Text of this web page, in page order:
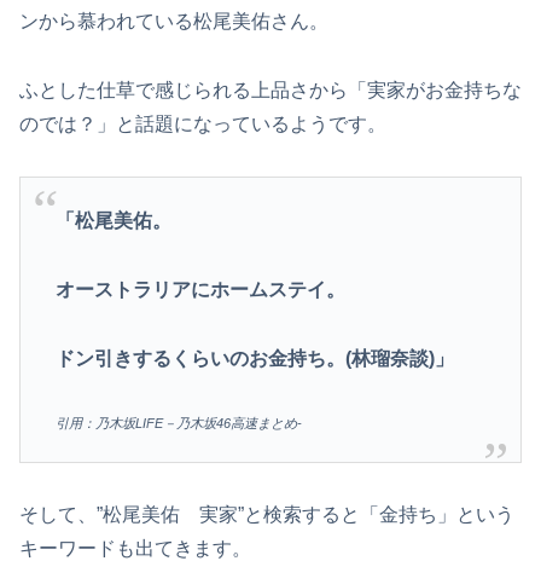
ンから慕われている松尾美佑さん。
ふとした仕草で感じられる上品さから「実家がお金持ちな
のでは？」と話題になっているようです。
「松尾美佑。
オーストラリアにホームステイ。
ドン引きするくらいのお金持ち。(林瑠奈談)」
引用：乃木坂LIFE－乃木坂46高速まとめ-
そして、”松尾美佑 実家”と検索すると「金持ち」という
キーワードも出てきます。